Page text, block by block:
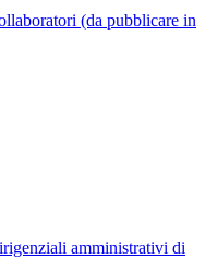
(da pubblicare in
amministrativi di